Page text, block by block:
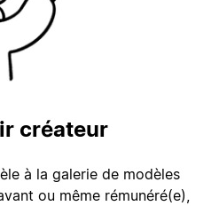
créateur
à la galerie de modèles
ou même rémunéré(e),